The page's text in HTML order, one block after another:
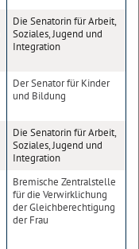
Die Senatorin für Arbeit,
Soziales, Jugend und
Integration
Der Senator für Kinder
und Bildung
Die Senatorin für Arbeit,
Soziales, Jugend und
Integration
Bremische Zentralstelle
für die Verwirklichung
der Gleichberechtigung
der Frau